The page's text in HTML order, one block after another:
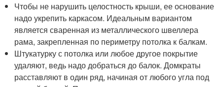
Чтобы не нарушить целостность крыши, ее основание
надо укрепить каркасом. Идеальным вариантом
является сваренная из металлического швеллера
рама, закрепленная по периметру потолка к балкам.
Штукатурку с потолка или любое другое покрытие
удаляют, ведь надо добраться до балок. Домкраты
расставляют в один ряд, начиная от любого угла под